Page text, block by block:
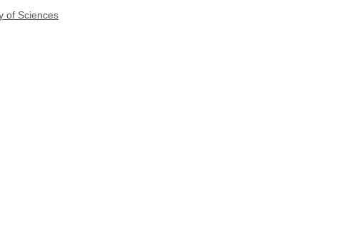
of Sciences